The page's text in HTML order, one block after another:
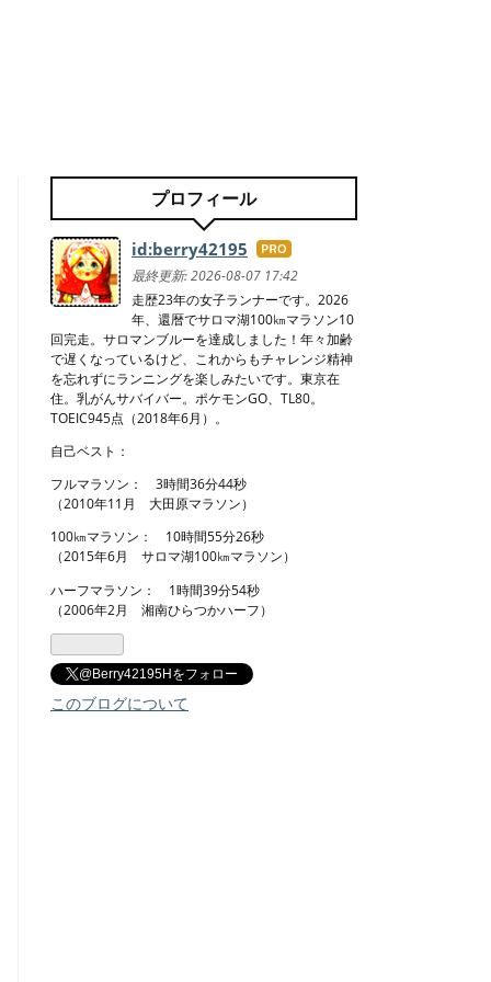
プロフィール
id:berry42195 はて
なブ
ログ
Pro
最終更新:2026-08-07 17:42
走歴23年の女子ランナーです。2026
年、還暦でサロマ湖100㎞マラソン10
回完走。サロマンブルーを達成しました！年々加齢
で遅くなっているけど、これからもチャレンジ精神
を忘れずにランニングを楽しみたいです。東京在
住。乳がんサバイバー。ポケモンGO、TL80。
TOEIC945点（2018年6月）。
自己ベスト：
フルマラソン： 3時間36分44秒
（2010年11月 大田原マラソン）
100㎞マラソン： 10時間55分26秒
（2015年6月 サロマ湖100㎞マラソン）
ハーフマラソン： 1時間39分54秒
（2006年2月 湘南ひらつかハーフ）
@Berry42195Hをフォロー
このブログについて